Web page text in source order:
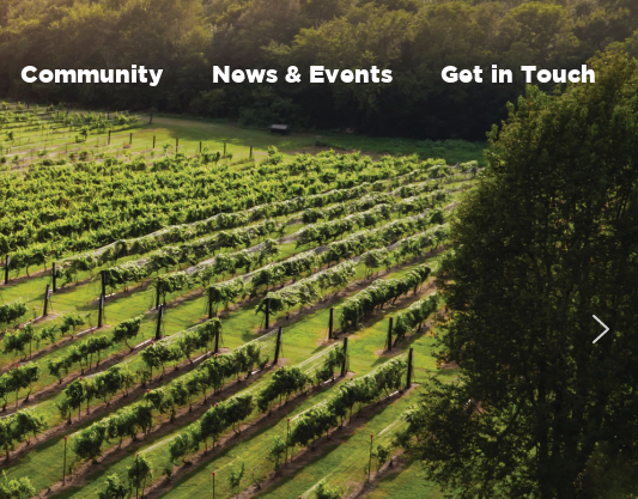
Community News & Events Get in Touch